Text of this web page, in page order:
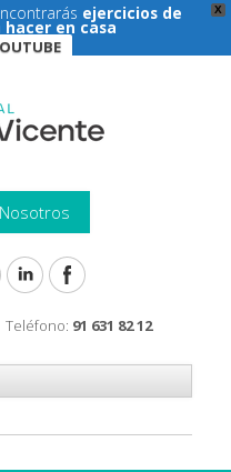
X
ejercicios de
en casa
Teléfono: 91 631 82 12